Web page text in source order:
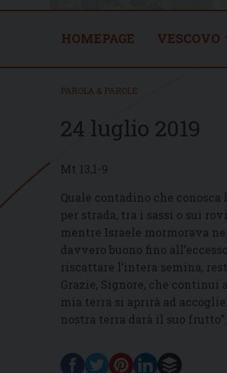
HOMEPAGE VESCOVO
PAROLA & PAROLE
24 luglio 2019
Mt 13,1-9
Quale contadino che
per strada, tra i sassi o sui
mentre Israele mormorava
davvero buono fino
riscattare l’intera semina,
Grazie, Signore, che continui
mia terra si aprirà ad
nostra terra darà il suo frutto”.